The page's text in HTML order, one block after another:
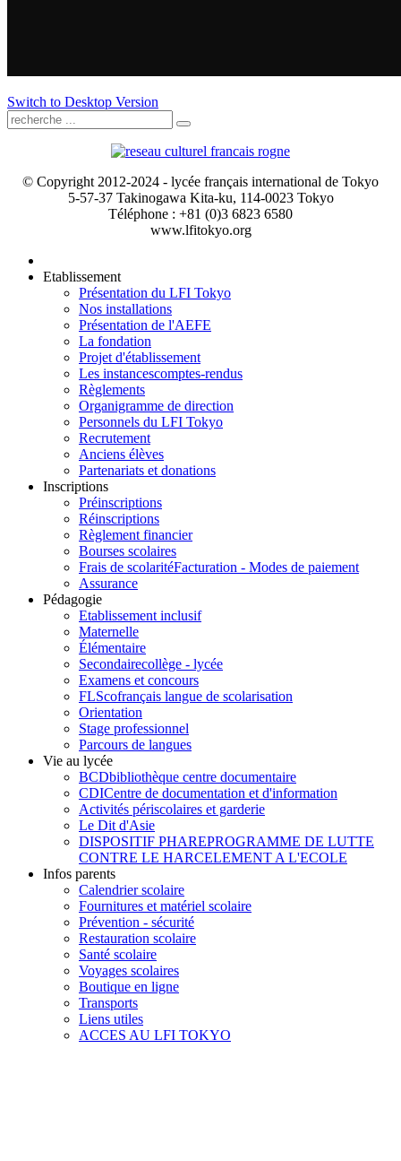
Switch to Desktop Version
© Copyright 2012-2024 - lycée français international de Tokyo
5-57-37 Takinogawa Kita-ku, 114-0023 Tokyo
Téléphone : +81 (0)3 6823 6580
www.lfitokyo.org
Etablissement
Présentation du LFI Tokyo
Nos installations
Présentation de l'AEFE
La fondation
Projet d'établissement
Les instancescomptes-rendus
Règlements
Organigramme de direction
Personnels du LFI Tokyo
Recrutement
Anciens élèves
Partenariats et donations
Inscriptions
Préinscriptions
Réinscriptions
Règlement financier
Bourses scolaires
Frais de scolaritéFacturation - Modes de paiement
Assurance
Pédagogie
Etablissement inclusif
Maternelle
Élémentaire
Secondairecollège - lycée
Examens et concours
FLScofrançais langue de scolarisation
Orientation
Stage professionnel
Parcours de langues
Vie au lycée
BCDbibliothèque centre documentaire
CDICentre de documentation et d'information
Activités périscolaires et garderie
Le Dit d'Asie
DISPOSITIF PHAREPROGRAMME DE LUTTE
CONTRE LE HARCELEMENT A L'ECOLE
Infos parents
Calendrier scolaire
Fournitures et matériel scolaire
Prévention - sécurité
Restauration scolaire
Santé scolaire
Voyages scolaires
Boutique en ligne
Transports
Liens utiles
ACCES AU LFI TOKYO